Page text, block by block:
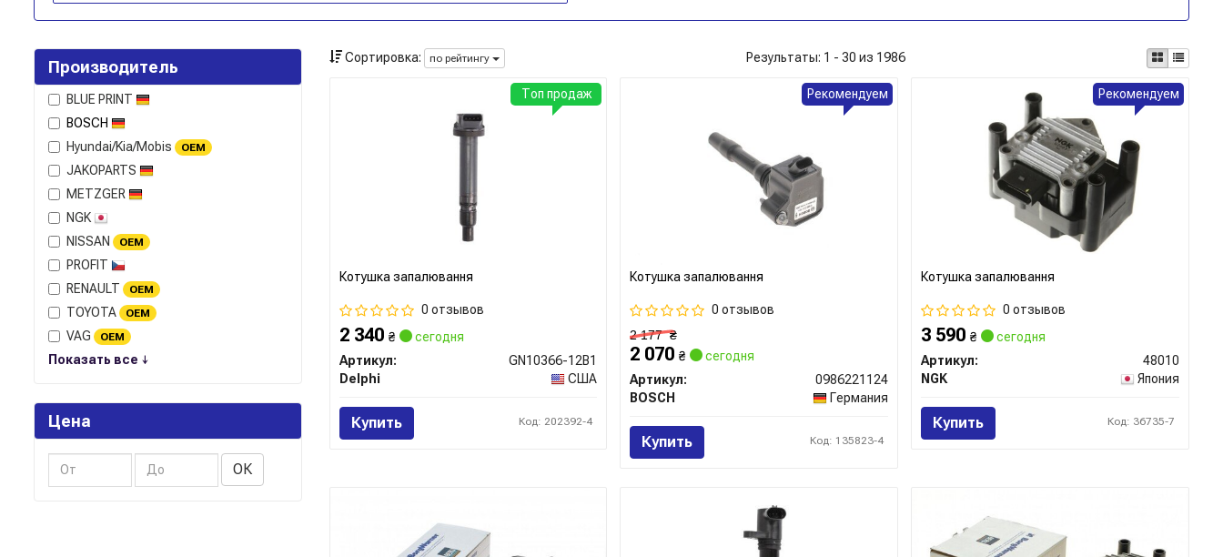
Производитель
BLUE PRINT
BOSCH
Hyundai/Kia/Mobis
OEM
JAKOPARTS
METZGER
NGK
NISSAN
OEM
PROFIT
RENAULT
OEM
TOYOTA OEM
VAG OEM
Показать все ↓
Цена
ОК
Сортировка: по рейтингу Результаты: 1 - 30 из 1986
Котушка запалювання
0 отзывов
2 340 ₴
сегодня
Артикул:
GN10366-12B1
Delphi
США
Купить Код: 202392-4
Топ продаж
Котушка запалювання
0 отзывов
2 177₴
2 070₴
сегодня
Артикул:
0986221124
BOSCH
Германия
Купить Код: 135823-4
Рекомендуем
Котушка запалювання
0 отзывов
3 590₴
сегодня
Артикул:
48010
NGK
Япония
Купить Код: 36735-7
Рекомендуем